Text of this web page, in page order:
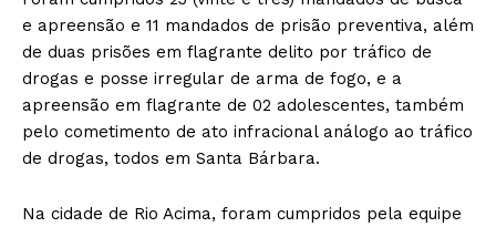
e apreensão e 11 mandados de prisão preventiva, além
de duas prisões em flagrante delito por tráfico de
drogas e posse irregular de arma de fogo, e a
apreensão em flagrante de 02 adolescentes, também
pelo cometimento de ato infracional análogo ao tráfico
de drogas, todos em Santa Bárbara.
Na cidade de Rio Acima, foram cumpridos pela equipe